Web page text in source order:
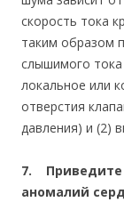
скорость тока
таким образом
слышимого тока
локальное или
отверстия
давления) и (2)
7. Приведите
аномалий